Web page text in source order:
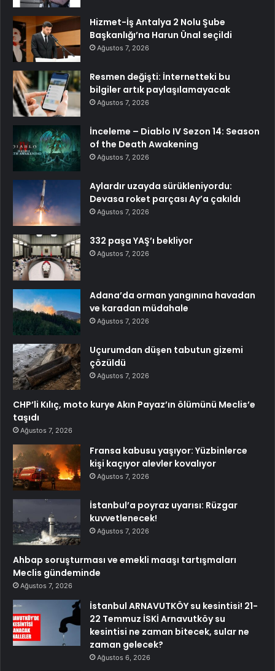
Hizmet-İş Antalya 2 Nolu Şube
Başkanlığı’na Harun Ünal seçildi
Ağustos 7, 2026
Resmen değişti: İnternetteki bu
bilgiler artık paylaşılamayacak
Ağustos 7, 2026
İnceleme – Diablo IV Sezon 14: Season
of the Death Awakening
Ağustos 7, 2026
Aylardır uzayda sürükleniyordu:
Devasa roket parçası Ay’a çakıldı
Ağustos 7, 2026
332 paşa YAŞ’ı bekliyor
Ağustos 7, 2026
Adana’da orman yangınına havadan
ve karadan müdahale
Ağustos 7, 2026
Uçurumdan düşen tabutun gizemi
çözüldü
Ağustos 7, 2026
CHP’li Kılıç, moto kurye Akın Payaz’ın ölümünü Meclis’e
taşıdı
Ağustos 7, 2026
Fransa kabusu yaşıyor: Yüzbinlerce
kişi kaçıyor alevler kovalıyor
Ağustos 7, 2026
İstanbul’a poyraz uyarısı: Rüzgar
kuvvetlenecek!
Ağustos 7, 2026
Ahbap soruşturması ve emekli maaşı tartışmaları
Meclis gündeminde
Ağustos 7, 2026
İstanbul ARNAVUTKÖY su kesintisi! 21-
22 Temmuz İSKİ Arnavutköy su
kesintisi ne zaman bitecek, sular ne
zaman gelecek?
Ağustos 6, 2026